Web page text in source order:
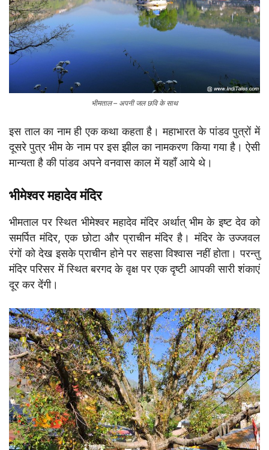
भीमताल – अपनी जल छवि के साथ
इस ताल का नाम ही एक कथा कहता है। महाभारत के पांडव पुत्रों में
दूसरे पुत्र भीम के नाम पर इस झील का नामकरण किया गया है। ऐसी
मान्यता है की पांडव अपने वनवास काल में यहाँ आये थे।
भीमेश्वर महादेव मंदिर
भीमताल पर स्थित भीमेश्वर महादेव मंदिर अर्थात् भीम के इष्ट देव को
समर्पित मंदिर, एक छोटा और प्राचीन मंदिर है। मंदिर के उज्जवल
रंगों को देख इसके प्राचीन होने पर सहसा विश्वास नहीं होता। परन्तु
मंदिर परिसर में स्थित बरगद के वृक्ष पर एक दृष्टी आपकी सारी शंकाएं
दूर कर देंगी।